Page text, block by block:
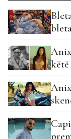
këtë